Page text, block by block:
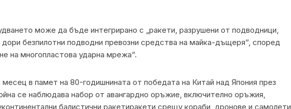
може да бъде интегрирано с „ракети, разрушени от подводници,
дори безпилотни подводни превозни средства на майка-дъщеря“, според
на многопластова ударна мрежа“.
в памет на 80-годишнината от победата на Китай над Япония през
се наблюдава набор от авангардно оръжие, включително оръжия,
балистични ракетиракети срещу кораби, дронове и самолети